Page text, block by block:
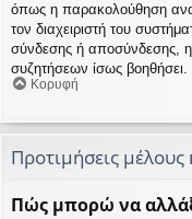
όπως η παρακολούθηση
τον διαχειριστή του
σύνδεσης ή αποσύνδεσης,
συζητήσεων ίσως βοηθήσει.
Κορυφή
Προτιμήσεις μέλους
Πώς μπορώ να